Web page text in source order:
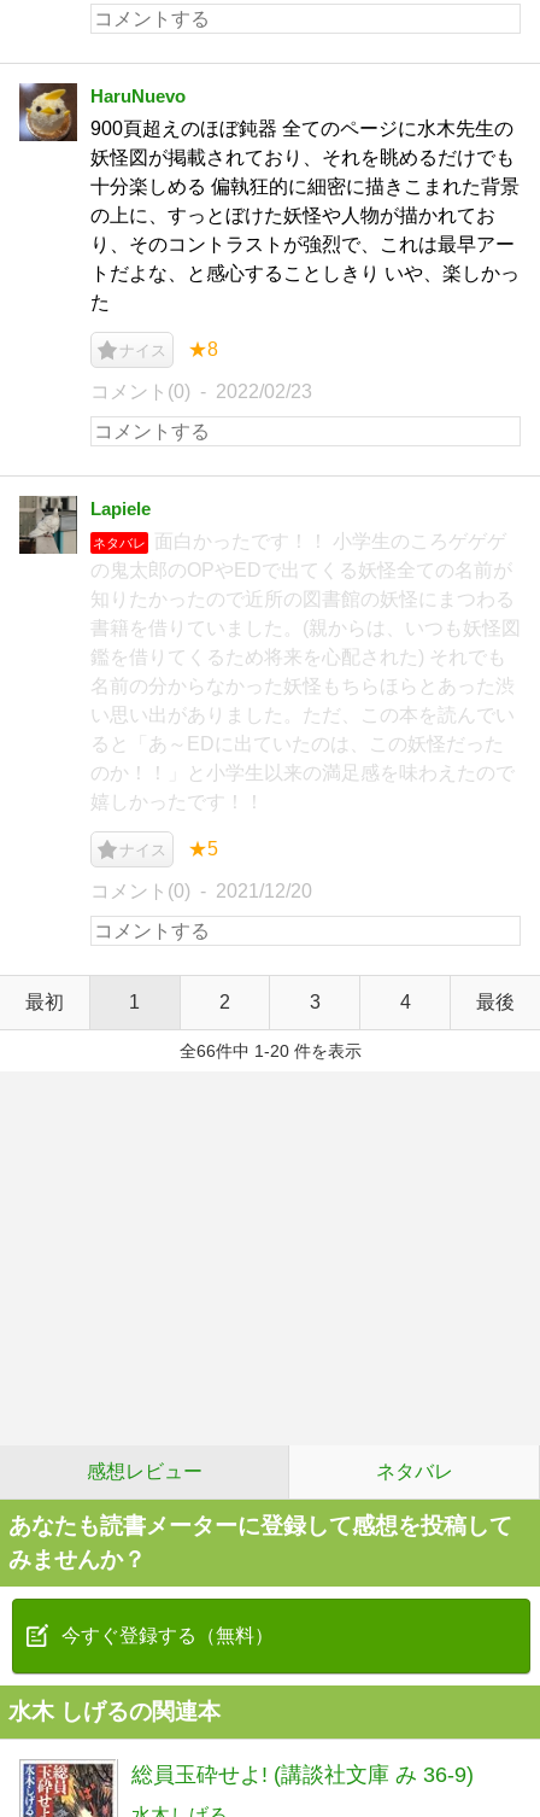
HaruNuevo
900頁超えのほぼ鈍器 全てのページに水木先生の
妖怪図が掲載されており、それを眺めるだけでも
十分楽しめる 偏執狂的に細密に描きこまれた背景
の上に、すっとぼけた妖怪や人物が描かれてお
り、そのコントラストが強烈で、これは最早アー
トだよな、と感心することしきり いや、楽しかっ
た
ナイス ★8
コメント(0) 2022/02/23
Lapiele
ネタバレ
面白かったです！！ 小学生のころゲゲゲ
の鬼太郎のOPやEDで出てくる妖怪全ての名前が
知りたかったので近所の図書館の妖怪にまつわる
書籍を借りていました。(親からは、いつも妖怪図
鑑を借りてくるため将来を心配された) それでも
名前の分からなかった妖怪もちらほらとあった渋
い思い出がありました。ただ、この本を読んでい
ると「あ～EDに出ていたのは、この妖怪だった
のか！！」と小学生以来の満足感を味わえたので
嬉しかったです！！
ナイス ★5
コメント(0) 2021/12/20
最初 1 2 3 4 最後
全66件中 1-20 件を表示
感想レビュー ネタバレ
あなたも読書メーターに登録して感想を投稿して
みませんか？
今すぐ登録する（無料）
水木 しげるの関連本
総員玉砕せよ! (講談社文庫 み 36-9)